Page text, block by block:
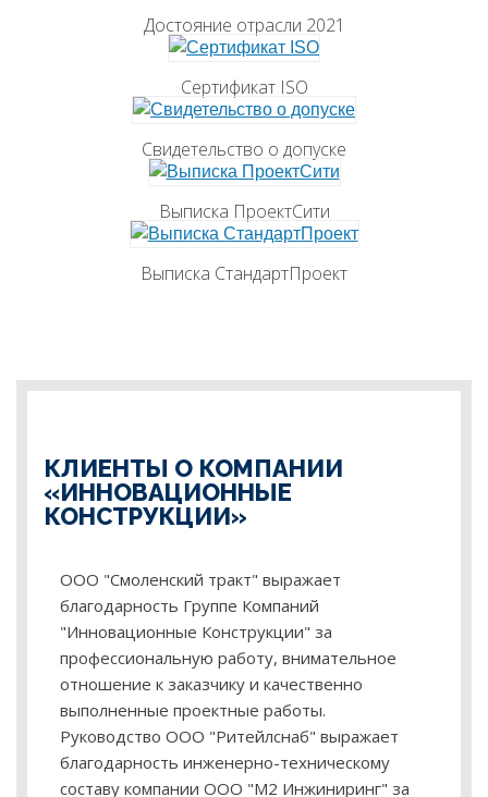
Достояние отрасли 2021
Сертификат ISO
Свидетельство о допуске
Выписка ПроектСити
Выписка СтандартПроект
КЛИЕНТЫ О КОМПАНИИ
«ИННОВАЦИОННЫЕ
КОНСТРУКЦИИ»
ООО "Смоленский тракт" выражает
благодарность Группе Компаний
"Инновационные Конструкции" за
профессиональную работу, внимательное
отношение к заказчику и качественно
выполненные проектные работы.
Руководство ООО "Ритейлснаб" выражает
благодарность инженерно-техническому
составу компании ООО "М2 Инжиниринг" за